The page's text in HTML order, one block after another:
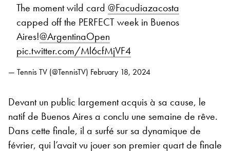
The moment wild card @Facudiazacosta
capped off the PERFECT week in Buenos
Aires!@ArgentinaOpen
pic.twitter.com/Ml6cfMjVF4
— Tennis TV (@TennisTV) February 18, 2024
Devant un public largement acquis à sa cause, le
natif de Buenos Aires a conclu une semaine de rêve.
Dans cette finale, il a surfé sur sa dynamique de
février, qui l’avait vu jouer son premier quart de finale